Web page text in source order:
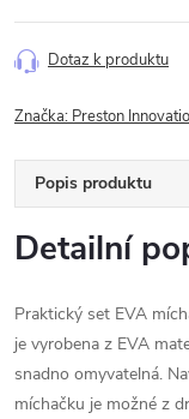
Dotaz k produktu
Značka: Preston
Popis produktu
Detailní
Praktický set EVA
je vyrobena z EVA
snadno omyvatelná.
míchačku je možné z